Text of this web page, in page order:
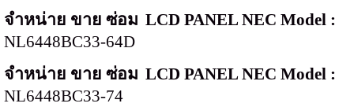
จำหน่าย ขาย ซ่อม LCD PANEL NEC Model :
NL6448BC33-64D
จำหน่าย ขาย ซ่อม LCD PANEL NEC Model :
NL6448BC33-74